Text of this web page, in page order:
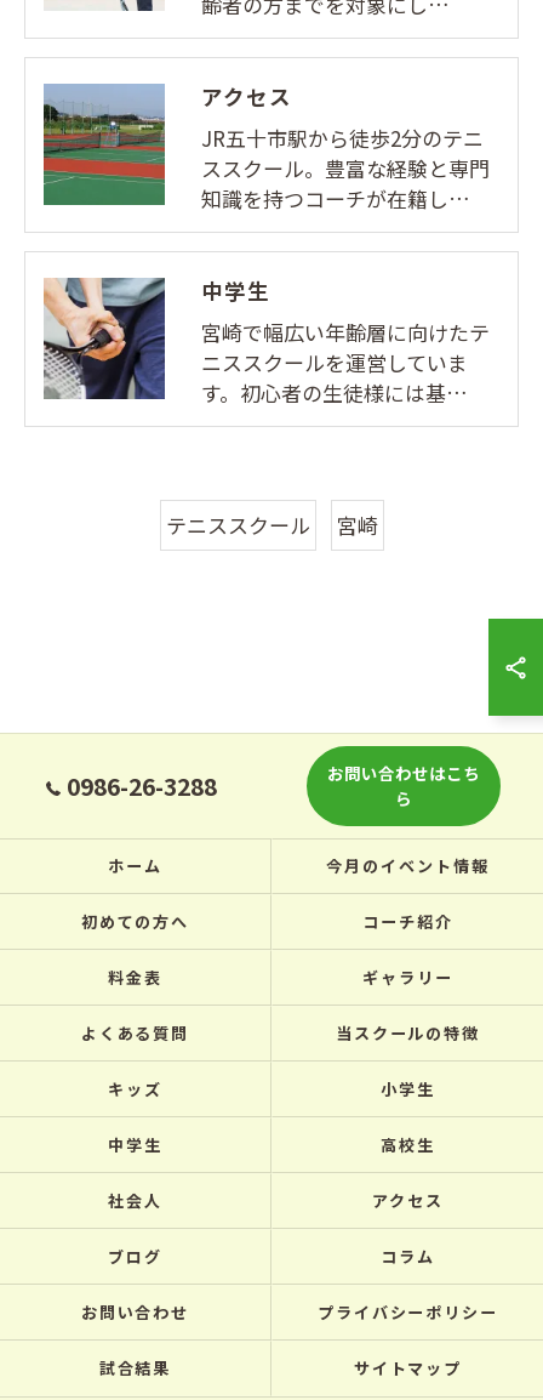
アクセス
JR五十市駅から徒歩2分のテニ
ススクール。豊富な経験と専門
知識を持つコーチが在籍し…
中学生
宮崎で幅広い年齢層に向けたテ
ニススクールを運営していま
す。初心者の生徒様には基…
テニススクール 宮崎
0986-26-3288
お問い合わせはこち
ら
ホーム 今月のイベント情報
初めての方へ コーチ紹介
料金表 ギャラリー
よくある質問 当スクールの特徴
キッズ 小学生
中学生 高校生
社会人 アクセス
ブログ コラム
お問い合わせ プライバシーポリシー
試合結果 サイトマップ